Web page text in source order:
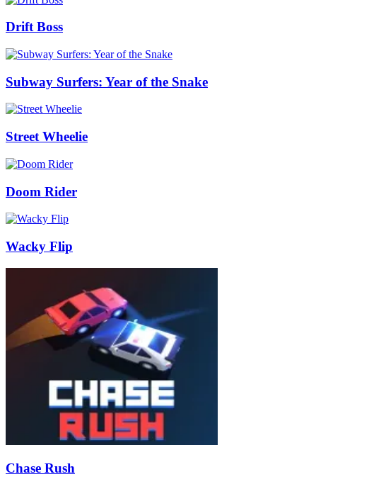
Drift Boss
Subway Surfers: Year of the Snake
Street Wheelie
Doom Rider
Wacky Flip
Chase Rush